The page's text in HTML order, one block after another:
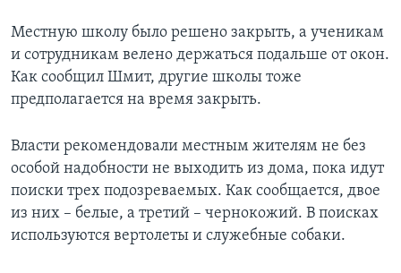
Местную школу было решено закрыть, а ученикам
и сотрудникам велено держаться подальше от окон.
Как сообщил Шмит, другие школы тоже
предполагается на время закрыть.
Власти рекомендовали местным жителям не без
особой надобности не выходить из дома, пока идут
поиски трех подозреваемых. Как сообщается, двое
из них – белые, а третий – чернокожий. В поисках
используются вертолеты и служебные собаки.